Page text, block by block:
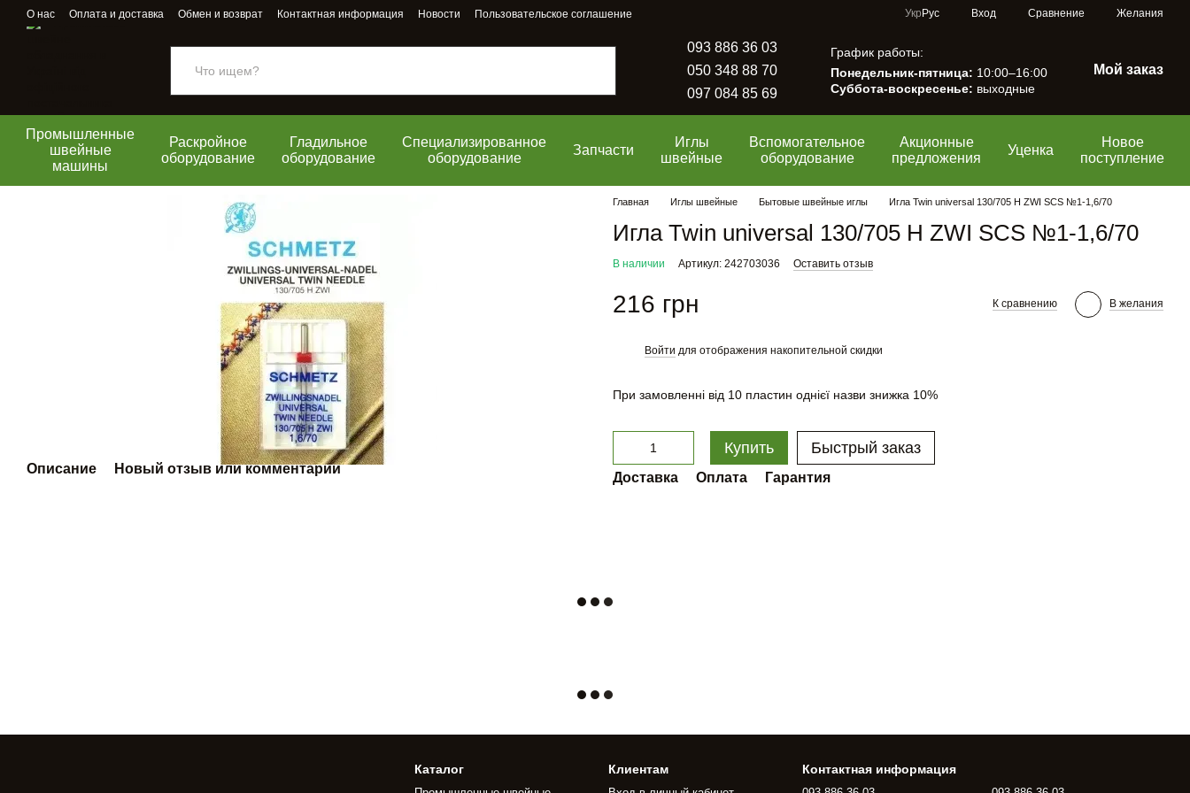
Перейти к основному контенту
О нас Оплата и доставка Обмен и возврат Контактная информация Новости Пользовательское соглашение Укр Рус Вход Сравнение Желания
093 886 36 03
050 348 88 70
097 084 85 69
График работы:
Понедельник-пятница: 10:00–16:00
Суббота-воскресенье: выходные
Мой заказ
Промышленные
швейные
машины
Раскройное
оборудование
Гладильное
оборудование
Специализированное
оборудование
Запчасти
Иглы
швейные
Вспомогательное
оборудование
Акционные
предложения
Уценка
Новое
поступление
Описание Новый отзыв или комментарий
Главная Иглы швейные Бытовые швейные иглы Игла Twin universal 130/705 H ZWI SCS №1-1,6/70
Игла Twin universal 130/705 H ZWI SCS №1-1,6/70
В наличии Артикул: 242703036 Оставить отзыв
216 грн К сравнению В желания
Войти для отображения накопительной скидки
При замовленні від 10 пластин однієї назви знижка 10%
Купить Быстрый заказ
Доставка Оплата Гарантия
Каталог Клиентам Контактная информация